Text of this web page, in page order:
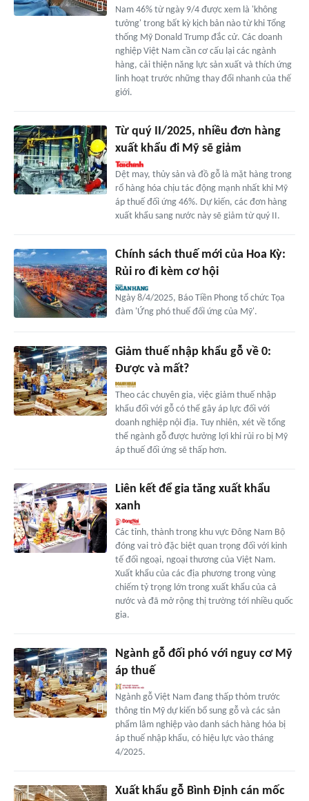
Nam 46% từ ngày 9/4 được xem là 'không
tưởng' trong bất kỳ kịch bản nào từ khi Tổng
thống Mỹ Donald Trump đắc cử. Các doanh
nghiệp Việt Nam cần cơ cấu lại các ngành
hàng, cải thiện năng lực sản xuất và thích ứng
linh hoạt trước những thay đổi nhanh của thế
giới.
Từ quý II/2025, nhiều đơn hàng
xuất khẩu đi Mỹ sẽ giảm
Dệt may, thủy sản và đồ gỗ là mặt hàng trong
rổ hàng hóa chịu tác động mạnh nhất khi Mỹ
áp thuế đối ứng 46%. Dự kiến, các đơn hàng
xuất khẩu sang nước này sẽ giảm từ quý II.
Chính sách thuế mới của Hoa Kỳ:
Rủi ro đi kèm cơ hội
Ngày 8/4/2025, Báo Tiền Phong tổ chức Tọa
đàm 'Ứng phó thuế đối ứng của Mỹ'.
Giảm thuế nhập khẩu gỗ về 0:
Được và mất?
Theo các chuyên gia, việc giảm thuế nhập
khẩu đối với gỗ có thể gây áp lực đối với
doanh nghiệp nội địa. Tuy nhiên, xét về tổng
thể ngành gỗ được hưởng lợi khi rủi ro bị Mỹ
áp thuế đối ứng sẽ thấp hơn.
Liên kết để gia tăng xuất khẩu
xanh
Các tỉnh, thành trong khu vực Đông Nam Bộ
đóng vai trò đặc biệt quan trọng đối với kinh
tế đối ngoại, ngoại thương của Việt Nam.
Xuất khẩu của các địa phương trong vùng
chiếm tỷ trọng lớn trong xuất khẩu của cả
nước và đã mở rộng thị trường tới nhiều quốc
gia.
Ngành gỗ đối phó với nguy cơ Mỹ
áp thuế
Ngành gỗ Việt Nam đang thấp thỏm trước
thông tin Mỹ dự kiến bổ sung gỗ và các sản
phẩm lâm nghiệp vào danh sách hàng hóa bị
áp thuế nhập khẩu, có hiệu lực vào tháng
4/2025.
Xuất khẩu gỗ Bình Định cán mốc